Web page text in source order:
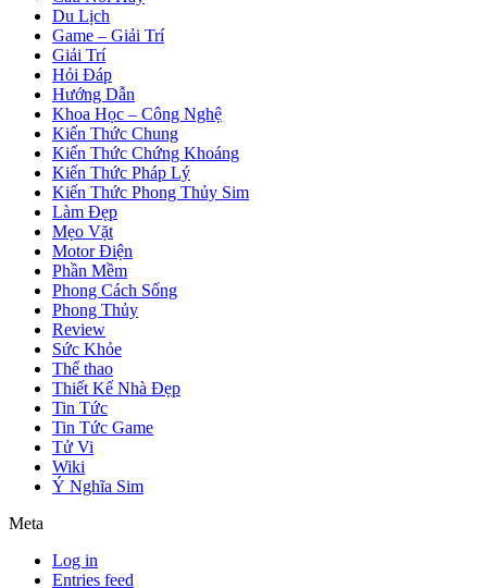
Du Lịch
Game – Giải Trí
Giải Trí
Hỏi Đáp
Hướng Dẫn
Khoa Học – Công Nghệ
Kiến Thức Chung
Kiến Thức Chứng Khoáng
Kiến Thức Pháp Lý
Kiến Thức Phong Thủy Sim
Làm Đẹp
Mẹo Vặt
Motor Điện
Phần Mềm
Phong Cách Sống
Phong Thủy
Review
Sức Khỏe
Thể thao
Thiết Kế Nhà Đẹp
Tin Tức
Tin Tức Game
Tử Vi
Wiki
Ý Nghĩa Sim
Meta
Log in
Entries feed